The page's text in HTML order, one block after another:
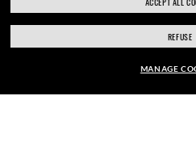
AVERTISSEMENTS ET INFORMATIONS DE
POLITIQUE DE PROTECTION DES
PLAN DU SITE
REFUSE
MANAGE